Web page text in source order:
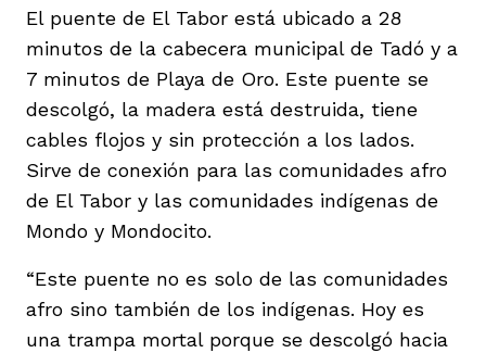
El puente de El Tabor está ubicado a 28
minutos de la cabecera municipal de Tadó y a
7 minutos de Playa de Oro. Este puente se
descolgó, la madera está destruida, tiene
cables flojos y sin protección a los lados.
Sirve de conexión para las comunidades afro
de El Tabor y las comunidades indígenas de
Mondo y Mondocito.
“Este puente no es solo de las comunidades
afro sino también de los indígenas. Hoy es
una trampa mortal porque se descolgó hacia